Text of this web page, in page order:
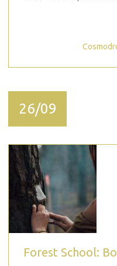
26/09
Forest School: